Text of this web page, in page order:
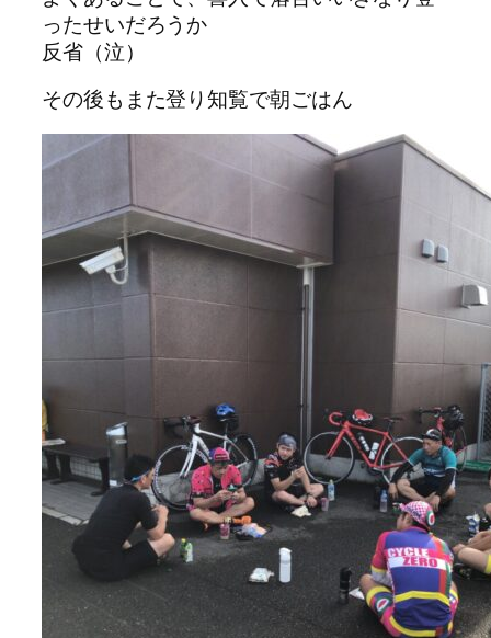
ったせいだろうか
反省（泣）
その後もまた登り知覧で朝ごはん